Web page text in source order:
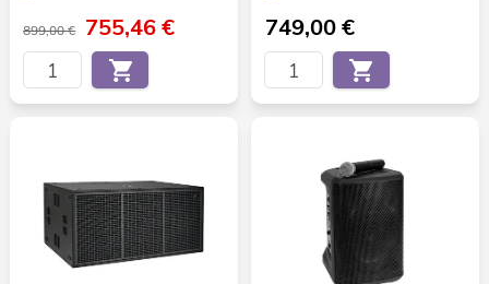
899,00 € 755,46€ 749,00€